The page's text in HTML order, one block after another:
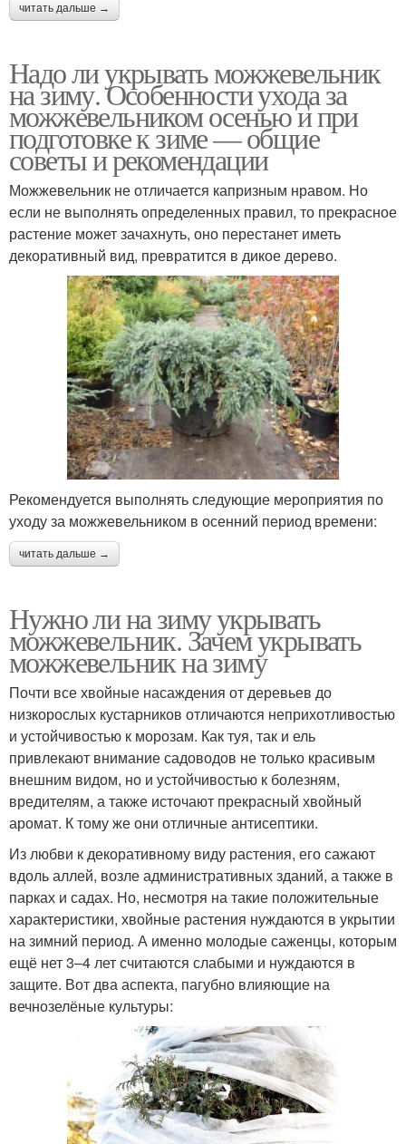
читать дальше →
Надо ли укрывать можжевельник
на зиму. Особенности ухода за
можжевельником осенью и при
подготовке к зиме — общие
советы и рекомендации
Можжевельник не отличается капризным нравом. Но
если не выполнять определенных правил, то прекрасное
растение может зачахнуть, оно перестанет иметь
декоративный вид, превратится в дикое дерево.
Рекомендуется выполнять следующие мероприятия по
уходу за можжевельником в осенний период времени:
читать дальше →
Нужно ли на зиму укрывать
можжевельник. Зачем укрывать
можжевельник на зиму
Почти все хвойные насаждения от деревьев до
низкорослых кустарников отличаются неприхотливостью
и устойчивостью к морозам. Как туя, так и ель
привлекают внимание садоводов не только красивым
внешним видом, но и устойчивостью к болезням,
вредителям, а также источают прекрасный хвойный
аромат. К тому же они отличные антисептики.
Из любви к декоративному виду растения, его сажают
вдоль аллей, возле административных зданий, а также в
парках и садах. Но, несмотря на такие положительные
характеристики, хвойные растения нуждаются в укрытии
на зимний период. А именно молодые саженцы, которым
ещё нет 3–4 лет считаются слабыми и нуждаются в
защите. Вот два аспекта, пагубно влияющие на
вечнозелёные культуры: